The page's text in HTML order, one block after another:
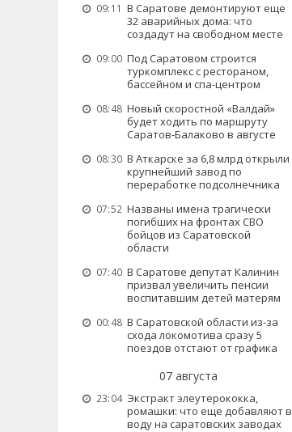
09:11 В Саратове демонтируют еще
32 аварийных дома: что
создадут на свободном месте
09:00 Под Саратовом строится
туркомплекс с рестораном,
бассейном и спа-центром
08:48 Новый скоростной «Валдай»
будет ходить по маршруту
Саратов-Балаково в августе
08:30 В Аткарске за 6,8 млрд открыли
крупнейший завод по
переработке подсолнечника
07:52 Названы имена трагически
погибших на фронтах СВО
бойцов из Саратовской
области
07:40 В Саратове депутат Калинин
призвал увеличить пенсии
воспитавшим детей матерям
00:48 В Саратовской области из-за
схода локомотива сразу 5
поездов отстают от графика
07 августа
23:04 Экстракт элеутерококка,
ромашки: что еще добавляют в
воду на саратовских заводах